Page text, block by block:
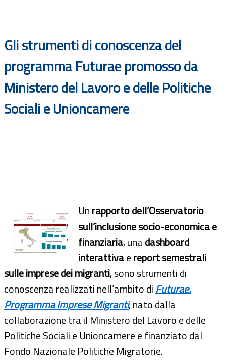
Gli strumenti di conoscenza del
programma Futurae promosso da
Ministero del Lavoro e delle Politiche
Sociali e Unioncamere
Unrapporto dell’Osservatorio
sull’inclusione socio-economica e
finanziaria, unadashboard
interattivaereport semestrali
sulle imprese dei migranti, sono strumenti di
conoscenza realizzati nell’ambito diFuturae.
Programma Imprese Migranti, nato dalla
collaborazione tra il Ministero del Lavoro e delle
Politiche Sociali e Unioncamere e finanziato dal
Fondo Nazionale Politiche Migratorie.